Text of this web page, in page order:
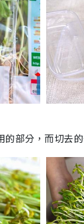
的部分，而切去